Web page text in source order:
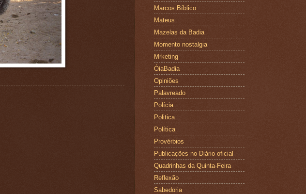
Marcos Bíblico
Mateus
Mazelas da Badia
Momento nostalgia
Mrketing
ÓiaBadia
Opiniões
Palavreado
Polícia
Politica
Política
Provérbios
Publicações no Diário oficial
Quadrinhas da Quinta-Feira
Reflexão
Sabedoria